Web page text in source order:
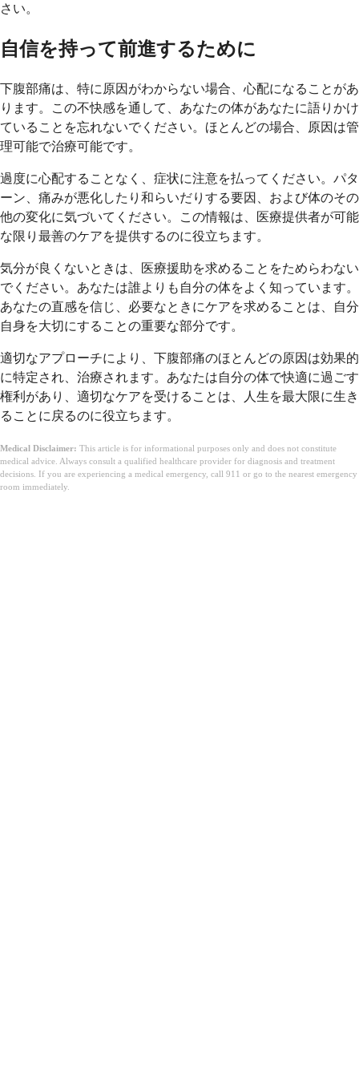
さい。
自信を持って前進するために
下腹部痛は、特に原因がわからない場合、心配になることがあ
ります。この不快感を通して、あなたの体があなたに語りかけ
ていることを忘れないでください。ほとんどの場合、原因は管
理可能で治療可能です。
過度に心配することなく、症状に注意を払ってください。パタ
ーン、痛みが悪化したり和らいだりする要因、および体のその
他の変化に気づいてください。この情報は、医療提供者が可能
な限り最善のケアを提供するのに役立ちます。
気分が良くないときは、医療援助を求めることをためらわない
でください。あなたは誰よりも自分の体をよく知っています。
あなたの直感を信じ、必要なときにケアを求めることは、自分
自身を大切にすることの重要な部分です。
適切なアプローチにより、下腹部痛のほとんどの原因は効果的
に特定され、治療されます。あなたは自分の体で快適に過ごす
権利があり、適切なケアを受けることは、人生を最大限に生き
ることに戻るのに役立ちます。
Medical Disclaimer: This article is for informational purposes only and does not constitute
medical advice. Always consult a qualified healthcare provider for diagnosis and treatment
decisions. If you are experiencing a medical emergency, call 911 or go to the nearest emergency
room immediately.